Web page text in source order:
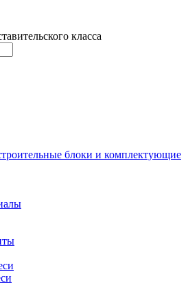
класса
блоки и комплектующие